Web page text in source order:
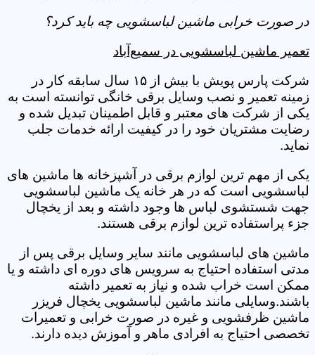
در صورت خرابی ماشین لباسشویی چه باید کرد؟
تعمیر ماشین لباسشویی در سمیع‌آباد
شرکت پارس پویش با بیش از ۱۵ سال سابقه کار در
زمینه تعمیر و نصب وسایل برقی خانگی توانسته است به
یکی از شرکت های معتبر و قابل اطمینان تبدیل شده و
رضایت مشتریان خود را در کیفیت ارائه خدمات جلب
نماید.
یکی از مهم ترین لوازم برقی در آشپزخانه ها ماشین های
لباسشویی است که در هر خانه یک ماشین لباسشویی
جهت شستشوی لباس ها وجود داشته و بعد از یخچال
جزء پراستفاده ترین لوازم برقی هستند.
ماشین های لباسشویی مانند سایر وسایل برقی پس از
مدتی استفاده احتیاج به سرویس های دوره ای داشته و یا
ممکن است خراب شده و نیاز به تعمیر داشته
باشند.وسایلی مانند ماشین لباسشویی یخچال فریزر
ماشین ظرفشویی و غیره در صورت خرابی و تعمیرات
تخصصی احتیاج به افرادی ماهر و آموزش دیده دارند.